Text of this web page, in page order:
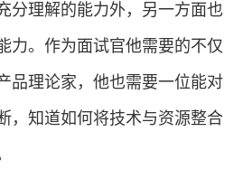
分理解的能力外，另一方面也
力。作为面试官他需要的不仅
品理论家，他也需要一位能对
，知道如何将技术与资源整合